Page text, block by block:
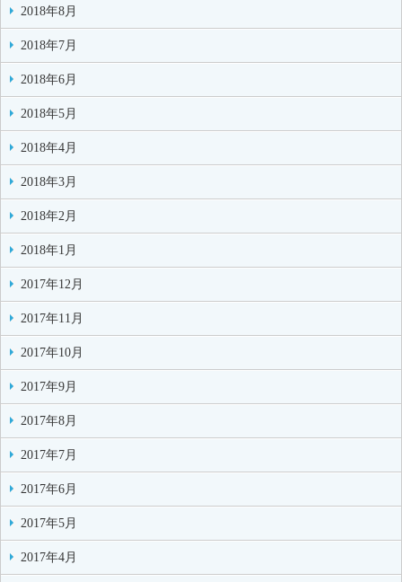
2018年8月
2018年7月
2018年6月
2018年5月
2018年4月
2018年3月
2018年2月
2018年1月
2017年12月
2017年11月
2017年10月
2017年9月
2017年8月
2017年7月
2017年6月
2017年5月
2017年4月